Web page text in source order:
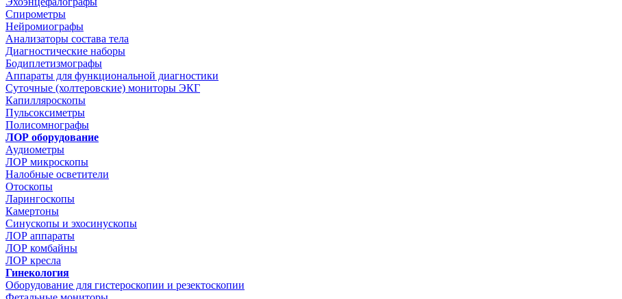
Спирометры
Нейромиографы
Анализаторы состава тела
Диагностические наборы
Бодиплетизмографы
Аппараты для функциональной диагностики
Суточные (холтеровские) мониторы ЭКГ
Капилляроскопы
Пульсоксиметры
Полисомнографы
ЛОР оборудование
Аудиометры
ЛОР микроскопы
Налобные осветители
Отоскопы
Ларингоскопы
Камертоны
Синускопы и эхосинускопы
ЛОР аппараты
ЛОР комбайны
ЛОР кресла
Гинекология
Оборудование для гистероскопии и резектоскопии